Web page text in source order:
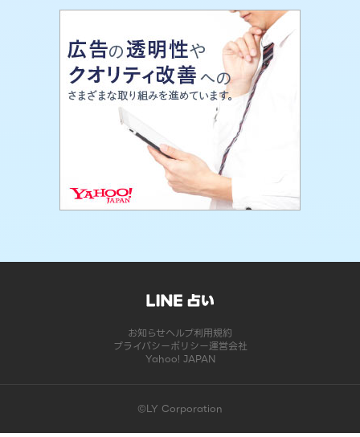
お知らせヘルプ利用規約
プライバシーポリシー運営会社
Yahoo! JAPAN
©LY Corporation